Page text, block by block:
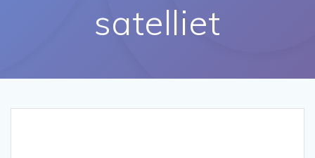
satelliet